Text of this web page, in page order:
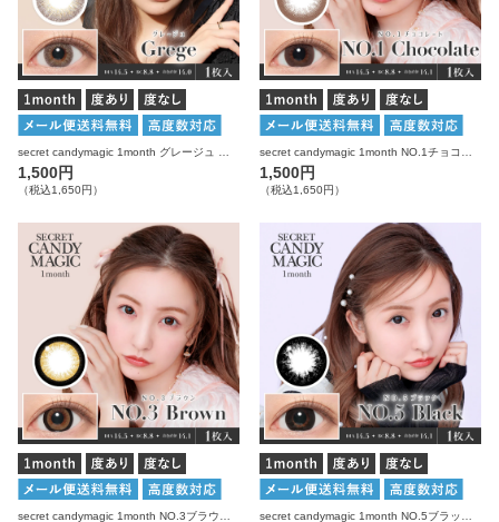
secret candymagic 1month グレージュ 度あり 度なし 1枚入り×2箱 計2枚 シークレットキャンディーマジック カラコン
1,500円
（税込1,650円）
secret candymagic 1month NO.1チョコレート 度あり 度なし 1枚入り×2箱 計2枚 シークレットキャンディーマジック カラコン
1,500円
（税込1,650円）